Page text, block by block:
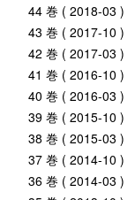
44 巻 ( 2018-03 )
43 巻 ( 2017-10 )
42 巻 ( 2017-03 )
41 巻 ( 2016-10 )
40 巻 ( 2016-03 )
39 巻 ( 2015-10 )
38 巻 ( 2015-03 )
37 巻 ( 2014-10 )
36 巻 ( 2014-03 )